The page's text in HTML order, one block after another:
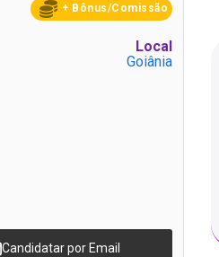
+ Bônus/Comissão
Local
Goiânia
Candidatar por Email